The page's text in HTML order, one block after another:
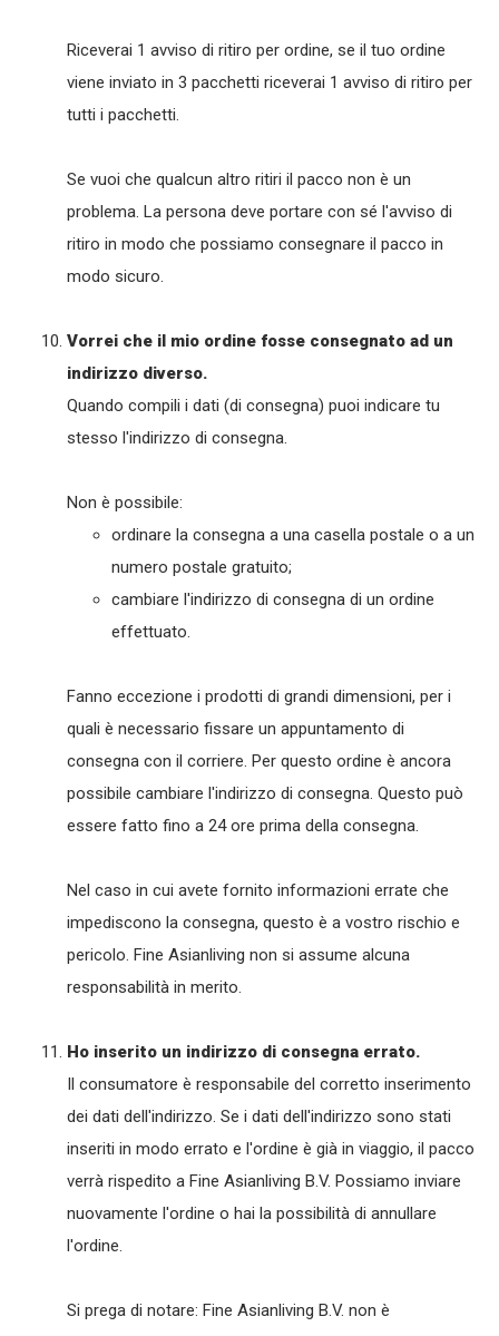
Riceverai 1 avviso di ritiro per ordine, se il tuo ordine
viene inviato in 3 pacchetti riceverai 1 avviso di ritiro per
tutti i pacchetti.
Se vuoi che qualcun altro ritiri il pacco non è un
problema. La persona deve portare con sé l'avviso di
ritiro in modo che possiamo consegnare il pacco in
modo sicuro.
Vorrei che il mio ordine fosse consegnato ad un
indirizzo diverso.
Quando compili i dati (di consegna) puoi indicare tu
stesso l'indirizzo di consegna.
Non è possibile:
ordinare la consegna a una casella postale o a un
numero postale gratuito;
cambiare l'indirizzo di consegna di un ordine
effettuato.
Fanno eccezione i prodotti di grandi dimensioni, per i
quali è necessario fissare un appuntamento di
consegna con il corriere. Per questo ordine è ancora
possibile cambiare l'indirizzo di consegna. Questo può
essere fatto fino a 24 ore prima della consegna.
Nel caso in cui avete fornito informazioni errate che
impediscono la consegna, questo è a vostro rischio e
pericolo. Fine Asianliving non si assume alcuna
responsabilità in merito.
Ho inserito un indirizzo di consegna errato.
Il consumatore è responsabile del corretto inserimento
dei dati dell'indirizzo. Se i dati dell'indirizzo sono stati
inseriti in modo errato e l'ordine è già in viaggio, il pacco
verrà rispedito a Fine Asianliving B.V. Possiamo inviare
nuovamente l'ordine o hai la possibilità di annullare
l'ordine.
Si prega di notare: Fine Asianliving B.V. non è